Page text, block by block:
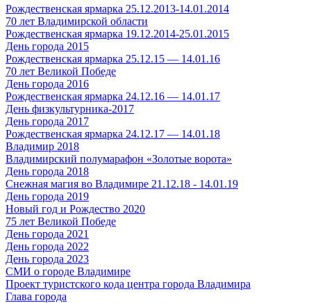
Рождественская ярмарка 25.12.2013-14.01.2014
70 лет Владимирской области
Рождественская ярмарка 19.12.2014-25.01.2015
День города 2015
Рождественская ярмарка 25.12.15 — 14.01.16
70 лет Великой Победе
День города 2016
Рождественская ярмарка 24.12.16 — 14.01.17
День физкультурника-2017
День города 2017
Рождественская ярмарка 24.12.17 — 14.01.18
Владимир 2018
Владимирский полумарафон «Золотые ворота»
День города 2018
Снежная магия во Владимире 21.12.18 - 14.01.19
День города 2019
Новый год и Рождество 2020
75 лет Великой Победе
День города 2021
День города 2022
День города 2023
СМИ о городе Владимире
Проект туристского кода центра города Владимира
Глава города